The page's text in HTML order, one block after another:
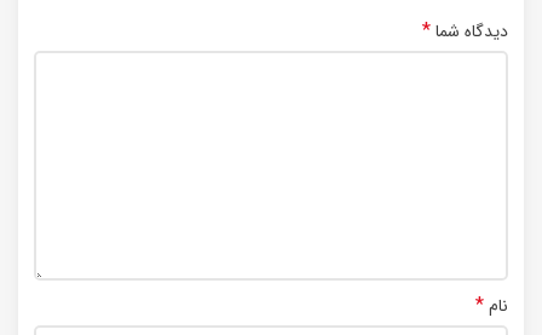
دیدگاه شما*
نام*